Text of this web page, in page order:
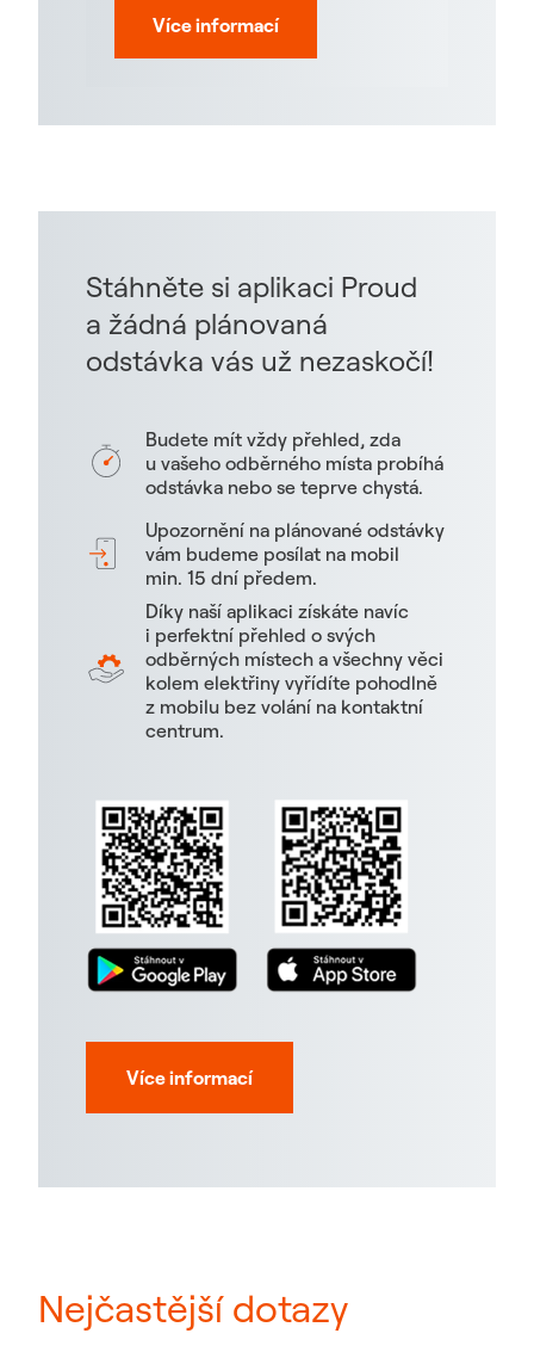
Více informací
Stáhněte si aplikaci Proud
a žádná plánovaná
odstávka vás už nezaskočí!
Budete mít vždy přehled, zda
u vašeho odběrného místa probíhá
odstávka nebo se teprve chystá.
Upozornění na plánované odstávky
vám budeme posílat na mobil
min. 15 dní předem.
Díky naší aplikaci získáte navíc
i perfektní přehled o svých
odběrných místech a všechny věci
kolem elektřiny vyřídíte pohodlně
z mobilu bez volání na kontaktní
centrum.
Více informací
Nejčastější dotazy